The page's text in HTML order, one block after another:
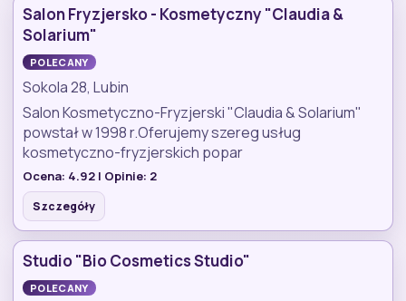
Salon Fryzjersko - Kosmetyczny "Claudia &
Solarium"
POLECANY
Sokola 28, Lubin
Salon Kosmetyczno-Fryzjerski "Claudia & Solarium"
powstał w 1998 r.Oferujemy szereg usług
kosmetyczno-fryzjerskich popar
Ocena: 4.92 | Opinie: 2
Szczegóły
Studio "Bio Cosmetics Studio"
POLECANY